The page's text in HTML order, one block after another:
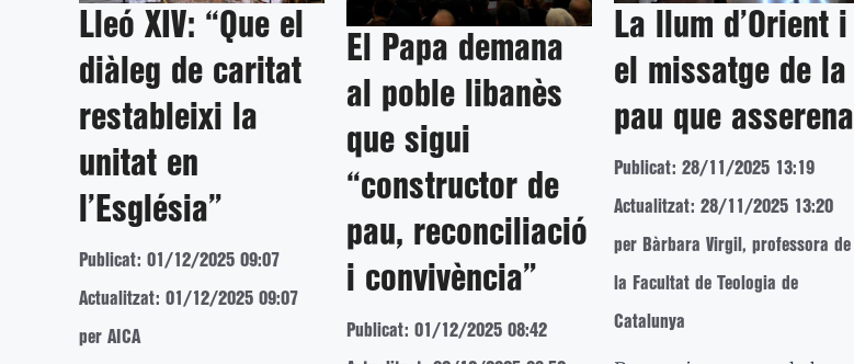
Lleó XIV: “Que el
diàleg de caritat
restableixi la
unitat en
l’Església”
Publicat: 01/12/2025 09:07
Actualitzat: 01/12/2025 09:07
per AICA
El Papa demana
al poble libanès
que sigui
“constructor de
pau, reconciliació
i convivència”
Publicat: 01/12/2025 08:42
La llum d’Orient i
el missatge de la
pau que asserena
Publicat: 28/11/2025 13:19
Actualitzat: 28/11/2025 13:20
per Bàrbara Virgil, professora de
la Facultat de Teologia de
Catalunya